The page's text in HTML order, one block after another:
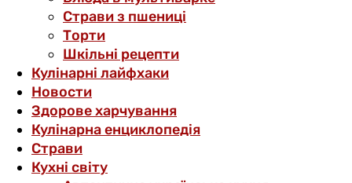
Страви з пшениці
Торти
Шкільні рецепти
Кулінарні лайфхаки
Новости
Здорове харчування
Кулінарна енциклопедія
Страви
Кухні світу